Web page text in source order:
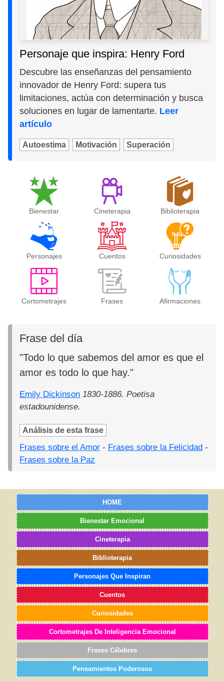
Personaje que inspira: Henry Ford
Descubre las enseñanzas del pensamiento
innovador de Henry Ford: supera tus
limitaciones, actúa con determinación y busca
soluciones en lugar de lamentarte. Leer
artículo
Autoestima Motivación Superación
Bienestar Cineterapia Biblioterapia
Personajes Cuentos Curiosidades
Cortometrajes Frases Afirmaciones
Frase del día
"Todo lo que sabemos del amor es que el
amor es todo lo que hay."
Emily Dickinson 1830-1886. Poetisa
estadounidense.
Análisis de esta frase
Frases sobre el Amor - Frases sobre la Felicidad -
Frases sobre la Paz
HOME
Bienestar Emocional
Cineterapia
Biblioterapia
Personajes Que Inspiran
Cuentos
Curiosidades
Cortometrajes De Inteligencia Emocional
Frases Célebres
Pensamientos Poderosos